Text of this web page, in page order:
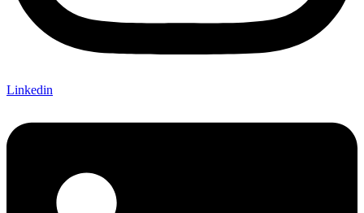
Linkedin